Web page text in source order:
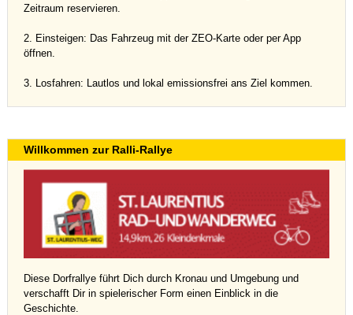
Zeitraum reservieren.
2. Einsteigen: Das Fahrzeug mit der ZEO-Karte oder per App
öffnen.
3. Losfahren: Lautlos und lokal emissionsfrei ans Ziel kommen.
Willkommen zur Ralli-Rallye
Diese Dorfrallye führt Dich durch Kronau und Umgebung und
verschafft Dir in spielerischer Form einen Einblick in die
Geschichte.